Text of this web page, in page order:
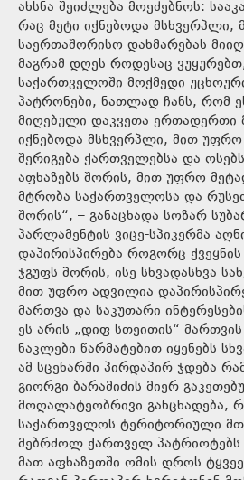
ახსნა შეიძლება მოეძებნოს:
რაც მეტი იქნებოდა მსხვერპლი,
საერთაშორისო დახმარებას
მაგრამ დღეს როდესაც
საქართველოში მოქმედი
პატრონები, ნათლად ჩანს, რომ
მიღებული დაკვეთა ერთადერთი
იქნებოდა მსხვერპლი, მით
შერიგება ქართველებსა და
აფხაზებს შორის, მით უფრო
მტრობა საქართველოსა და
შორის“, – განაცხადა სოზარ
პარლამენტის ვიცე-სპიკერმა
დაპირისპირება როგორც ქვეყნის
ჯგუფს შორის, ისე სხვადასხვა
მით უფრო ადვილია
მართვა და საკუთარი
ეს არის „დიფ სთეითის“
ნაკლები წარმატებით იყენებს
ამ სცენარში პირდაპირ ჯდება
გიორგი ბარამიძის მიერ
მოღალატეობრივი განცხადება,
საქართველოს ტერიტორიული
მებრძოლ ქართველ
მათ აფხაზეთში ომის დროს